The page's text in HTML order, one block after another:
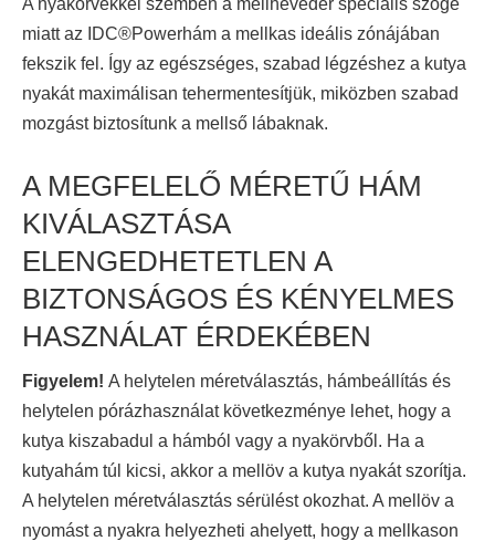
A nyakörvekkel szemben a mellheveder speciális szöge
miatt az IDC®Powerhám a mellkas ideális zónájában
fekszik fel. Így az egészséges, szabad légzéshez a kutya
nyakát maximálisan tehermentesítjük, miközben szabad
mozgást biztosítunk a mellső lábaknak.
A MEGFELELŐ MÉRETŰ HÁM
KIVÁLASZTÁSA
ELENGEDHETETLEN A
BIZTONSÁGOS ÉS KÉNYELMES
HASZNÁLAT ÉRDEKÉBEN
Figyelem! A helytelen méretválasztás, hámbeállítás és
helytelen pórázhasználat következménye lehet, hogy a
kutya kiszabadul a hámból vagy a nyakörvből. Ha a
kutyahám túl kicsi, akkor a mellöv a kutya nyakát szorítja.
A helytelen méretválasztás sérülést okozhat. A mellöv a
nyomást a nyakra helyezheti ahelyett, hogy a mellkason